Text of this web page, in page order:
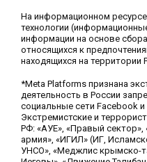
На информационном
технологии
информации на основе
относящихся к
находящихся на территории
*Meta Platforms признана
деятельность в России
социальные сети Facebook
Экстремистские и
РФ: «АУЕ», «Правый сектор»,
армия», «ИГИЛ» (ИГ,
УНСО», «Меджлис крымско-